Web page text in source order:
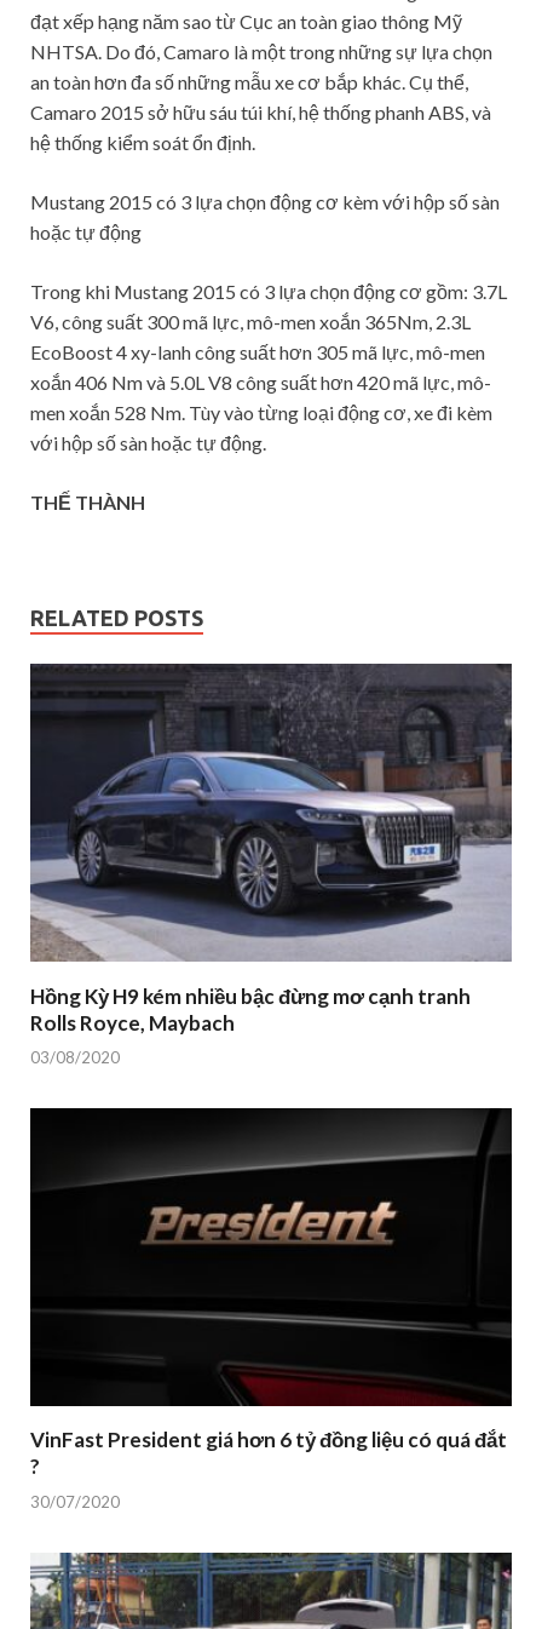
đạt xếp hạng năm sao từ Cục an toàn giao thông Mỹ
NHTSA. Do đó, Camaro là một trong những sự lựa chọn
an toàn hơn đa số những mẫu xe cơ bắp khác. Cụ thể,
Camaro 2015 sở hữu sáu túi khí, hệ thống phanh ABS, và
hệ thống kiểm soát ổn định.
Mustang 2015 có 3 lựa chọn động cơ kèm với hộp số sàn
hoặc tự động
Trong khi Mustang 2015 có 3 lựa chọn động cơ gồm: 3.7L
V6, công suất 300 mã lực, mô-men xoắn 365Nm, 2.3L
EcoBoost 4 xy-lanh công suất hơn 305 mã lực, mô-men
xoắn 406 Nm và 5.0L V8 công suất hơn 420 mã lực, mô-
men xoắn 528 Nm. Tùy vào từng loại động cơ, xe đi kèm
với hộp số sàn hoặc tự động.
THẾ THÀNH
RELATED POSTS
Hồng Kỳ H9 kém nhiều bậc đừng mơ cạnh tranh
Rolls Royce, Maybach
03/08/2020
VinFast President giá hơn 6 tỷ đồng liệu có quá đắt
?
30/07/2020